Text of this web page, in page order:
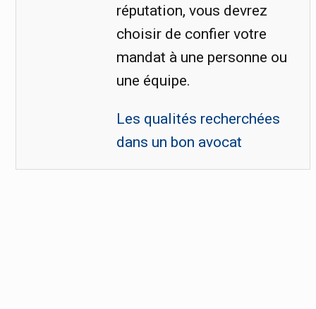
réputation, vous devrez
choisir de confier votre
mandat à une personne ou
une équipe.
Les qualités recherchées
dans un bon avocat